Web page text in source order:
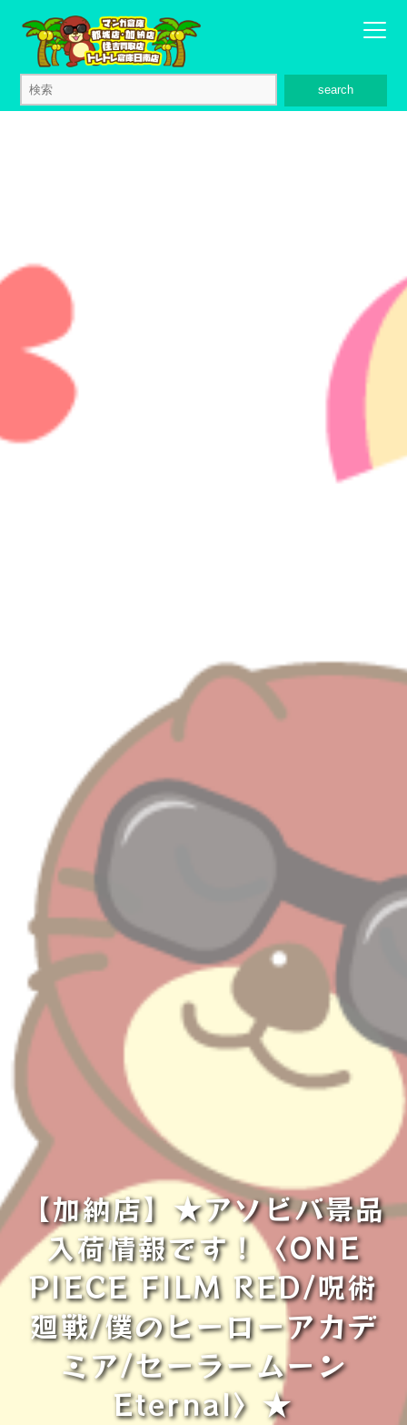
search
【加納店】★アソビバ景品
入荷情報です！〈ONE
PIECE FILM RED/呪術
廻戦/僕のヒーローアカデ
ミア/セーラームーン
Eternal〉★